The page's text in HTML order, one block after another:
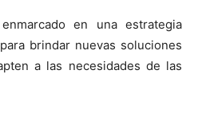
en una estrategia
brindar nuevas soluciones
a las necesidades de las